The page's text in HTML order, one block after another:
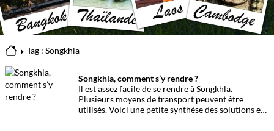
Tag : Songkhla
Songkhla, comment s’y rendre ?
Il est assez facile de se rendre à Songkhla.
Plusieurs moyens de transport peuvent être
utilisés. Voici une petite synthèse des solutions et